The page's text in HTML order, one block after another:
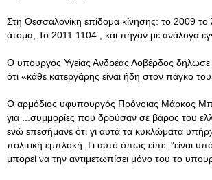
Στη Θεσσαλονίκη επίδομα κίνησης: το 2009
άτομα, Το 2011 1104 , και πήγαν με ανάλογα
Ο υπουργός Υγείας Ανδρέας Λοβέρδος δήλωσε
ότι «κάθε κατεργάρης είναι ήδη στον πάγκο
Ο αρμόδιος υφυπουργός Πρόνοιας Μάρκος
για ...συμμορίες που δρούσαν σε βάρος του
ενώ επεσήμανε ότι γι αυτά τα κυκλώματα
πολιτική εμπλοκή. Γι αυτό όπως είπε: "είναι
μπορεί να την αντιμετωπίσει μόνο του το